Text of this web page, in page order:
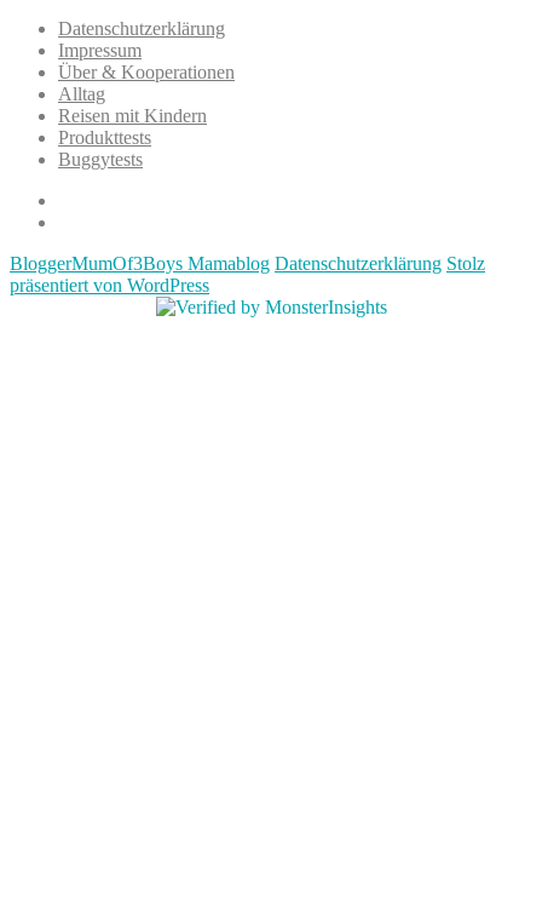
Datenschutzerklärung
Impressum
Über & Kooperationen
Alltag
Reisen mit Kindern
Produkttests
Buggytests
BloggerMumOf3Boys Mamablog Datenschutzerklärung Stolz
präsentiert von WordPress